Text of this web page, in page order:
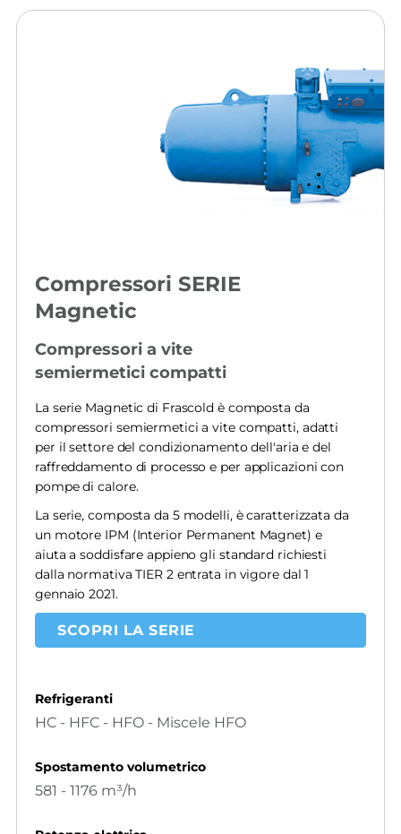
Compressori SERIE
Magnetic
Compressori a vite
semiermetici compatti
La serie Magnetic di Frascold è composta da
compressori semiermetici a vite compatti, adatti
per il settore del condizionamento dell'aria e del
raffreddamento di processo e per applicazioni con
pompe di calore.
La serie, composta da 5 modelli, è caratterizzata da
un motore IPM (Interior Permanent Magnet) e
aiuta a soddisfare appieno gli standard richiesti
dalla normativa TIER 2 entrata in vigore dal 1
gennaio 2021.
SCOPRI LA SERIE
Refrigeranti
HC - HFC - HFO - Miscele HFO
Spostamento volumetrico
581 - 1176 m³/h